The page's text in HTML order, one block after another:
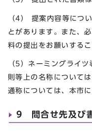
（4） 提案内容等につ
とがあります。また、
料の提出をお願いするこ
（5）ネーミングライ
則等上の名称について
通称については、本市
9 問合せ先及び